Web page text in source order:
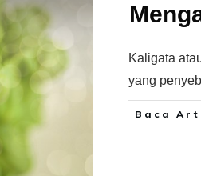
Kaligata
yang
Baca